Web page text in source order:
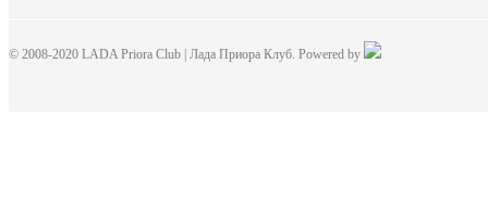
© 2008-2020 LADA Priora Club | Лада Приора Клуб. Powered by